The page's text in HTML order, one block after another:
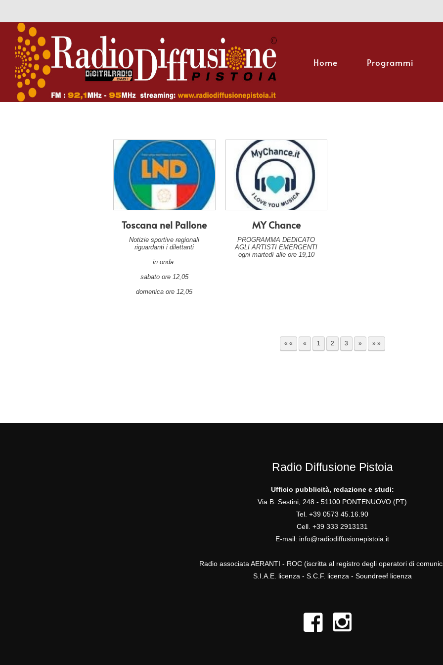
Home Programmi
Toscana nel Pallone
Notizie sportive regionali
riguardanti i dilettanti
in onda:
sabato ore 12,05
domenica ore 12,05
MY Chance
PROGRAMMA DEDICATO
AGLI ARTISTI EMERGENTI
ogni martedì alle ore 19,10
« « « 1 2 3 » » »
Radio Diffusione Pistoia
Ufficio pubblicità, redazione e studi:
Via B. Sestini, 248 - 51100 PONTENUOVO (PT)
Tel. +39 0573 45.16.90
Cell. +39 333 2913131
E-mail: info@radiodiffusionepistoia.it
Radio associata AERANTI - ROC (iscritta al registro degli operatori di
S.I.A.E. licenza - S.C.F. licenza - Soundreef licenza